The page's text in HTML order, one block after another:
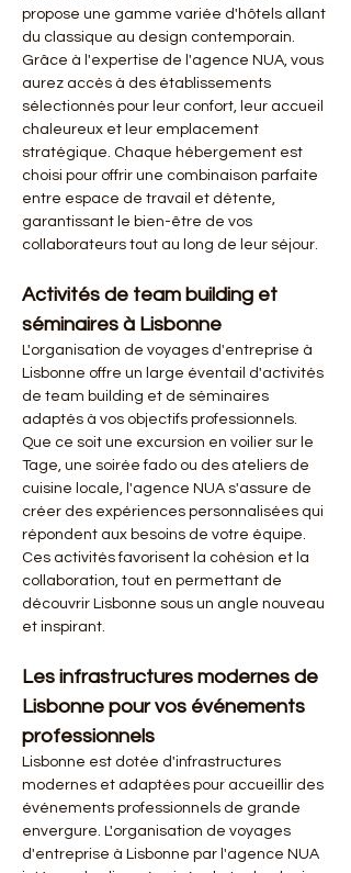
propose une gamme variée d'hôtels allant
du classique au design contemporain.
Grâce à l'expertise de l'agence NUA, vous
aurez accès à des établissements
sélectionnés pour leur confort, leur accueil
chaleureux et leur emplacement
stratégique. Chaque hébergement est
choisi pour offrir une combinaison parfaite
entre espace de travail et détente,
garantissant le bien-être de vos
collaborateurs tout au long de leur séjour.
Activités de team building et
séminaires à Lisbonne
L'organisation de voyages d'entreprise à
Lisbonne offre un large éventail d'activités
de team building et de séminaires
adaptés à vos objectifs professionnels.
Que ce soit une excursion en voilier sur le
Tage, une soirée fado ou des ateliers de
cuisine locale, l'agence NUA s'assure de
créer des expériences personnalisées qui
répondent aux besoins de votre équipe.
Ces activités favorisent la cohésion et la
collaboration, tout en permettant de
découvrir Lisbonne sous un angle nouveau
et inspirant.
Les infrastructures modernes de
Lisbonne pour vos événements
professionnels
Lisbonne est dotée d'infrastructures
modernes et adaptées pour accueillir des
événements professionnels de grande
envergure. L'organisation de voyages
d'entreprise à Lisbonne par l'agence NUA